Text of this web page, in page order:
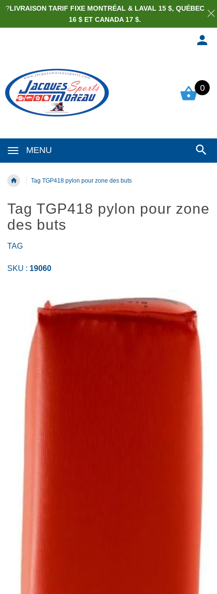
MENU
0
Tag TGP418 pylon pour zone des buts
Tag TGP418 pylon pour zone
des buts
TAG
SKU : 19060
?LIVRAISON TARIF FIXE MONTRÉAL & LAVAL 15 $, QUÉBEC
16 $ ET CANADA 17 $.